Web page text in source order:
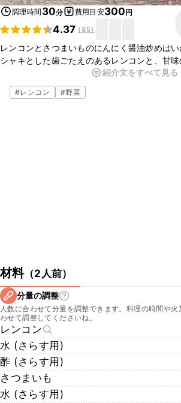
調理時間 30分 費用目安300円
4.37 (85)
レンコンとさつまいものにんにく醤油炒めは
シャキとした歯ごたえのあるレンコンと、甘
にんにく醤油のソースとよく合い、とってもお
作ってみてください。
紹介文をすべて見る
#レンコン #野菜
材料（2人前）
分量の調整
人数に合わせて分量を調整できます。料理の時間や
わせて調整してくださいね。
レンコン
水 (さらす用)
酢 (さらす用)
さつまいも
水 (さらす用)